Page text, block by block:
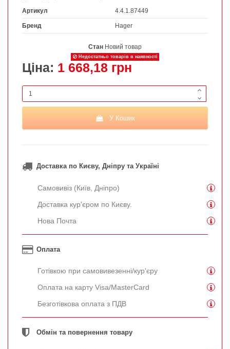
Артикул 4.4.1.87449
Бренд Hager
Стан Новий товар
Недостатньо товарів в наявності
Ціна: 1 668,18 грн
У Кошик
Доставка по Києву, Дніпру та Україні
Самовивіз (Київ, Дніпро)
Доставка кур'єром по Києву.
Нова Почта
Оплата
Готівкою при самовивезенні/кур'єру
Оплата на карту Visa/MasterCard
Безготівкова оплата з ПДВ
Обмін та повернення товару